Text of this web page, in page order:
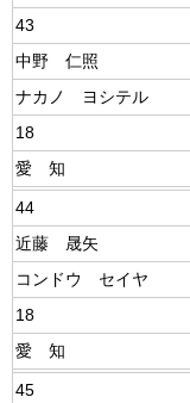
43
中野 仁照
ナカノ ヨシテル
18
愛 知
44
近藤 晟矢
コンドウ セイヤ
18
愛 知
45